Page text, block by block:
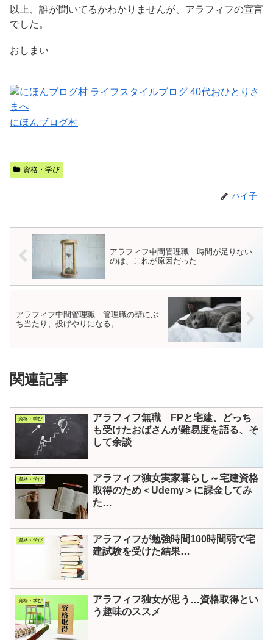
以上、誰が聞いてるかわかりませんが、アラフィフの宣言
でした。
おしまい
にほんブログ村
資格・学び
ハイ子
アラフィフ中間管理職 時間が足りない
のは、これが原因だった
アラフィフ中間管理職 管理職の壁にぶ
ち当たり、投げやりになる。
関連記事
資格・学び
アラフィフ無職 FPと宅建、どっち
も受けたおばさんが難易度を語る、そ
して余談
資格・学び
アラフィフ独女実家暮らし～宅建資格
取得のため＜Udemy＞に課金してみ
た…
資格・学び
アラフィフが勉強時間100時間弱で宅
建試験を受けた結果…
資格・学び
アラフィフ独女が思う…資格取得とい
う趣味のススメ